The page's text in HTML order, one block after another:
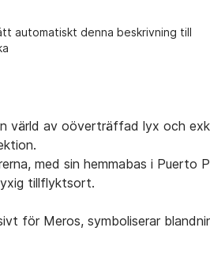
automatiskt denna beskrivning till
värld av oöverträffad lyx och
med sin hemmabas i Puerto
tillflyktsort.
för Meros, symboliserar